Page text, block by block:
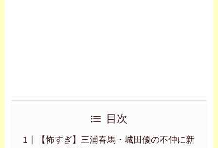
目次
【怖すぎ】三浦春馬・城田優の不仲に新